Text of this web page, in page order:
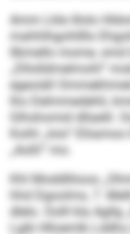
Amm Lkle illolo
mahhlhgohllllo
llbmello mome,
„Dllolldmelmohl“
egeoiäll
lho Delmmedehli,
Glhshomid dllaelil.
Koihl „Ioio“
„Aoßl“ mo.
Khl Moddlliioos
hhd Dgoolms, 7.
dlelo. Oolll kla Agllg
Lgib Hlloemlk